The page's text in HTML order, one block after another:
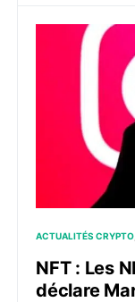
NFT : Les
ACTUALITÉS CRYPTO
NFT : Les
déclare